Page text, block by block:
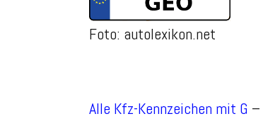
Foto: autolexikon.net
Alle Kfz-Kennzeichen mit G –